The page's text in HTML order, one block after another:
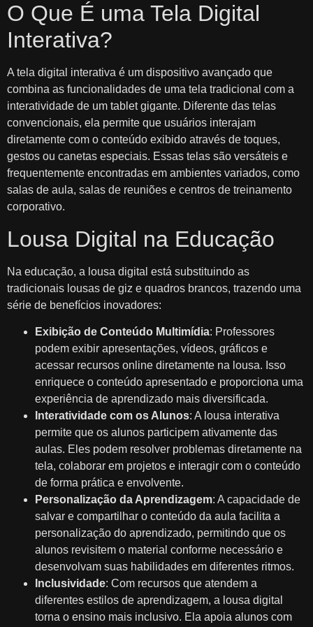
O Que É uma Tela Digital
Interativa?
A tela digital interativa é um dispositivo avançado que
combina as funcionalidades de uma tela tradicional com a
interatividade de um tablet gigante. Diferente das telas
convencionais, ela permite que usuários interajam
diretamente com o conteúdo exibido através de toques,
gestos ou canetas especiais. Essas telas são versáteis e
frequentemente encontradas em ambientes variados, como
salas de aula, salas de reuniões e centros de treinamento
corporativo.
Lousa Digital na Educação
Na educação, a lousa digital está substituindo as
tradicionais lousas de giz e quadros brancos, trazendo uma
série de benefícios inovadores:
Exibição de Conteúdo Multimídia: Professores
podem exibir apresentações, vídeos, gráficos e
acessar recursos online diretamente na lousa. Isso
enriquece o conteúdo apresentado e proporciona uma
experiência de aprendizado mais diversificada.
Interatividade com os Alunos: A lousa interativa
permite que os alunos participem ativamente das
aulas. Eles podem resolver problemas diretamente na
tela, colaborar em projetos e interagir com o conteúdo
de forma prática e envolvente.
Personalização da Aprendizagem: A capacidade de
salvar e compartilhar o conteúdo da aula facilita a
personalização do aprendizado, permitindo que os
alunos revisitem o material conforme necessário e
desenvolvam suas habilidades em diferentes ritmos.
Inclusividade: Com recursos que atendem a
diferentes estilos de aprendizagem, a lousa digital
torna o ensino mais inclusivo. Ela apoia alunos com